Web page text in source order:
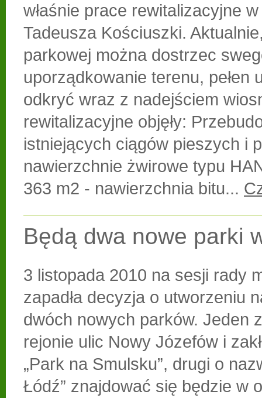
właśnie prace rewitalizacyjne
Tadeusza Kościuszki.
parkowej można dostrzec
uporządkowanie terenu, pełen
odkryć wraz z nadejściem
rewitalizacyjne objęły:
istniejących ciągów pieszych i
nawierzchnie żwirowe typu
363 m2 - nawierzchnia bitu...
Będą dwa nowe parki
3 listopada 2010 na sesji rady
zapadła decyzja o utworzeniu
dwóch nowych parków. Jeden
rejonie ulic Nowy Józefów i
„Park na Smulsku”, drugi o
Łódź” znajdować się będzie w